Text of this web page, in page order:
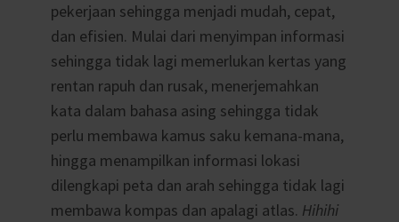
pekerjaan sehingga menjadi mudah, cepat,
dan efisien. Mulai dari menyimpan informasi
sehingga tidak lagi memerlukan kertas yang
rentan rapuh dan rusak, menerjemahkan
kata dalam bahasa asing sehingga tidak
perlu membawa kamus saku kemana-mana,
hingga menampilkan informasi lokasi
dilengkapi peta dan arah sehingga tidak lagi
membawa kompas dan apalagi atlas. Hihihi